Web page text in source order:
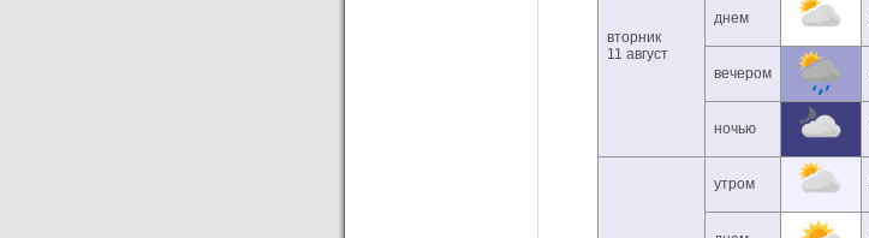
вторник
11 август
днем
вечером
ночью
утром